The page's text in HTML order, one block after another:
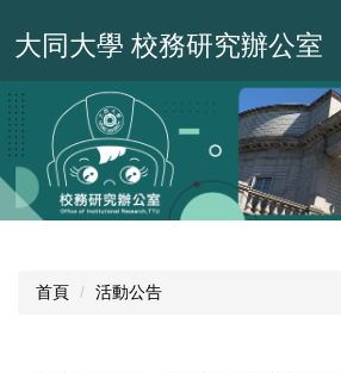
到
要
內
容
區
大同大學 校務研究辦公室
首頁 活動公告